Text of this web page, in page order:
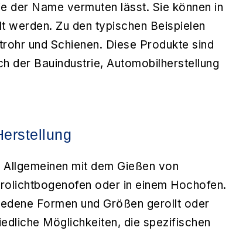
der Name vermuten lässt. Sie können in
Zu den typischen Beispielen
und Schienen. Diese Produkte sind
der Bauindustrie, Automobilherstellung
mit dem Gießen von
oder in einem Hochofen.
Formen und Größen gerollt oder
Möglichkeiten, die spezifischen